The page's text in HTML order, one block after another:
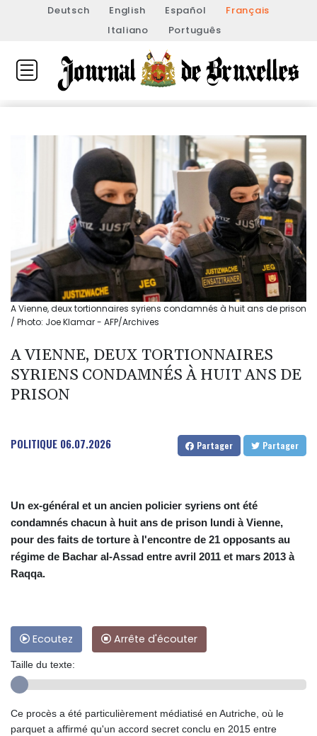
Deutsch English Español
Français
Italiano
Português
A Vienne, deux tortionnaires syriens condamnés à huit ans de prison
/ Photo: Joe Klamar - AFP/Archives
A VIENNE, DEUX TORTIONNAIRES
SYRIENS CONDAMNÉS À HUIT ANS DE
PRISON
POLITIQUE 06.07.2026 Partager Partager
Un ex-général et un ancien policier syriens ont été
condamnés chacun à huit ans de prison lundi à Vienne,
pour des faits de torture à l'encontre de 21 opposants au
régime de Bachar al-Assad entre avril 2011 et mars 2013 à
Raqqa.
Ecoutez Arrête d'écouter
Taille du texte:
Ce procès a été particulièrement médiatisé en Autriche, où le
parquet a affirmé qu'un accord secret conclu en 2015 entre